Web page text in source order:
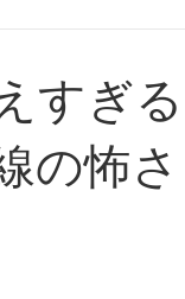
すぎ
の怖